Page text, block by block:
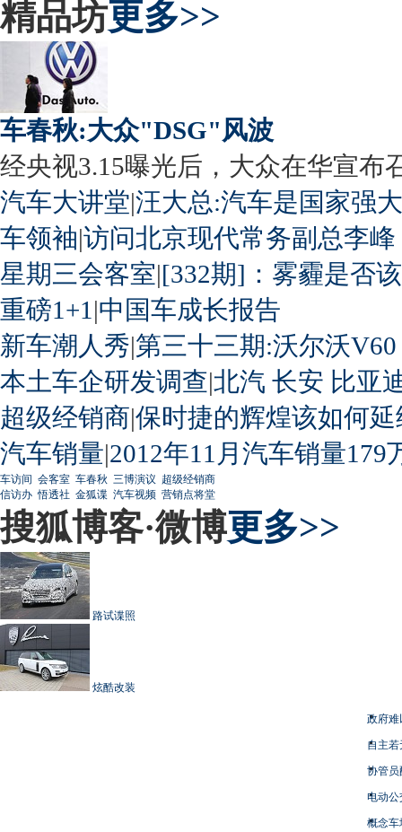
精品坊更多>>
车春秋:大众"DSG"风波
经央视3.15曝光后，大众在华宣布
汽车大讲堂|汪大总:汽车是国家强
车领袖|访问北京现代常务副总李峰
星期三会客室|[332期]：雾霾是否
重磅1+1 |中国车成长报告
新车潮人秀|第三十三期:沃尔沃
本土车企研发调查|北汽 长安 比亚
超级经销商|保时捷的辉煌该如何延
汽车销量|2012年11月汽车销量179
车访间 会客室 车春秋 三博演议 超级经销商
信访办 悟透社 金狐谍 汽车视频 营销点将堂
搜狐博客·微博更多>>
路试谍照
炫酷改装
政府难
自主
协管员
电动
概念车